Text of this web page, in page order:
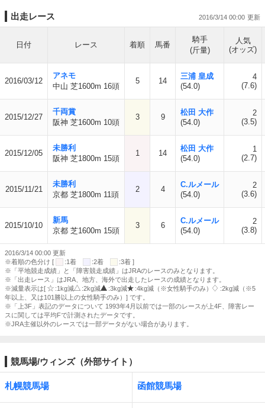
出走レース 2016/3/14 00:00
日付 レース 着順 馬番
騎手
(斤量)
人気
(オッズ)
2016/03/12
アネモ
中山 芝1600m 16頭
5 14
三浦 皇成
(54.0)
4
(7.6)
2015/12/27
千両賞
阪神 芝1600m 10頭
3 9
松田 大作
(54.0)
2
(3.5)
2015/12/05
未勝利
阪神 芝1800m 15頭
1 14
松田 大作
(54.0)
1
(2.7)
2015/11/21
未勝利
京都 芝1800m 11頭
2 4
C.ルメール
(54.0)
2
(3.6)
2015/10/10
新馬
京都 芝1600m 15頭
3 6
C.ルメール
(54.0)
2
(3.8)
2016/3/14 00:00 更新
※着順の色分け [
:1着 :2着
:3着 ]
※「平地競走成績」と「障害競走成績」はJRAのレースのみとなります。
※「出走レース」はJRA、地方、海外で出走したレースの成績となります。
※減量表示は[
:1kg減 :2kg減 :3kg減 :4kg減（※女性騎手のみ）
:2kg減（※5
年以上、又は101勝以上の女性騎手のみ）] です。
※「上3F」表記のデータについて 1993年4月以前では一部のレースが上4F、障害レー
スに関しては平均Fで計測されたデータです。
※JRA主催以外のレースでは一部データがない場合があります。
競馬場/ウィンズ（外部サイト）
札幌競馬場 函館競馬場